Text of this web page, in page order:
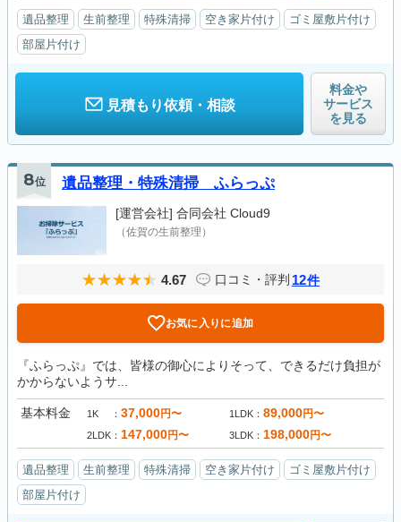
遺品整理 生前整理 特殊清掃 空き家片付け
ゴミ屋敷片付け
部屋片付け
見積もり依頼・相談
料金や
サービス
を見る
8位 遺品整理・特殊清掃 ふらっぷ
[運営会社] 合同会社 Cloud9
（佐賀の生前整理）
4.67 口コミ・評判 12件
お気に入りに追加
『ふらっぷ』では、皆様の御心によりそって、できるだけ負担が
かからないようサ...
基本料金 1K 37,000円〜 1LDK 89,000円〜
2LDK 147,000円〜 3LDK 198,000円〜
遺品整理 生前整理 特殊清掃 空き家片付け
ゴミ屋敷片付け
部屋片付け